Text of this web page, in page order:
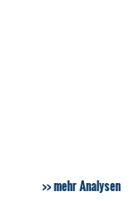
mehr Analysen